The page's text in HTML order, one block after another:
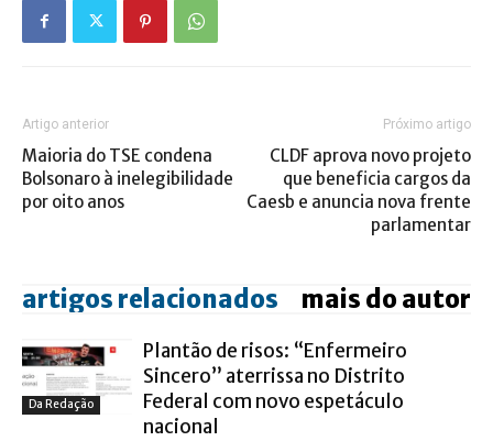
Artigo anterior
Maioria do TSE condena
Bolsonaro à inelegibilidade
por oito anos
Próximo artigo
CLDF aprova novo projeto
que beneficia cargos da
Caesb e anuncia nova frente
parlamentar
artigos relacionados mais do autor
Da Redação
Plantão de risos: “Enfermeiro
Sincero” aterrissa no Distrito
Federal com novo espetáculo
nacional